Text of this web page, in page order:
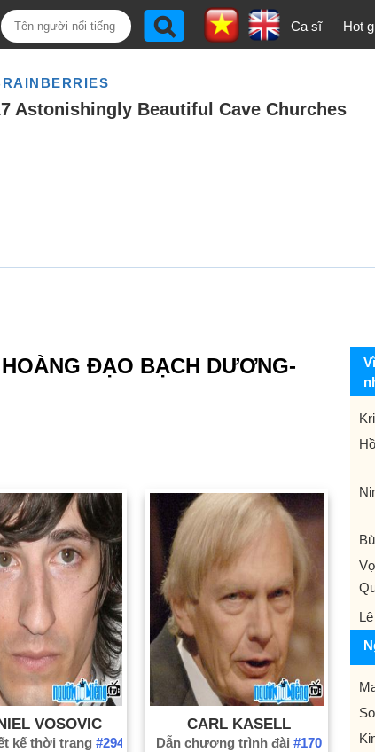
Ca sĩ Hot
ĐẠO BẠCH DƯƠNG-
VOSOVIC
kế thời trang #294
CARL KASELL
Dẫn chương trình đài#170